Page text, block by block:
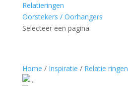
Relatieringen
Oorstekers / Oorhangers
Selecteer een pagina
Home / Inspiratie / Relatie ringen